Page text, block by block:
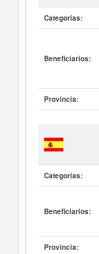
Categorías:
Beneficiarios:
Provincia:
Categorías:
Beneficiarios:
Provincia: